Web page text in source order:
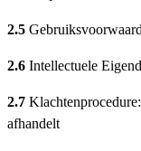
2.5
2.6 Intellectuele
2.7
afhandelt